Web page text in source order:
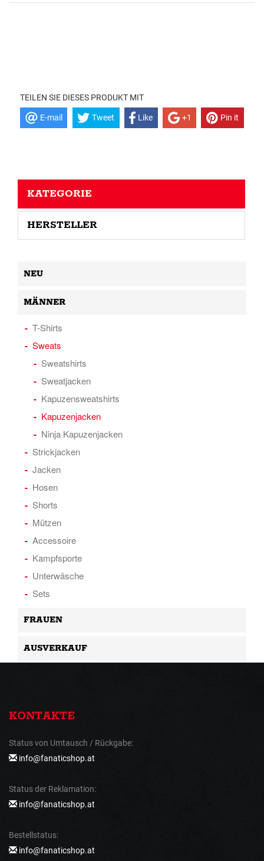
TEILEN SIE DIESES PRODUKT MIT
E-mail Tweet Like +1 Pin it
KATEGORIE
HERSTELLER
NEU
MÄNNER
T-Shirts
Sweats
Sweatshirts
Sweatjacken
Kapuzensweatshirts
Kapuzenjacken
Ninja Kapuzenjacken
Strickjacken
Jacken
Hosen
Shorts
Mützen
Accessoire
Kampfsporte
Unterwäsche
Sets
FRAUEN
AUSVERKAUF
KONTAKTE
Status von Umtausch / Rückgabe:
info@fanaticshop.at
Status der Reklamation:
info@fanaticshop.at
Bestellstatus:
info@fanaticshop.at